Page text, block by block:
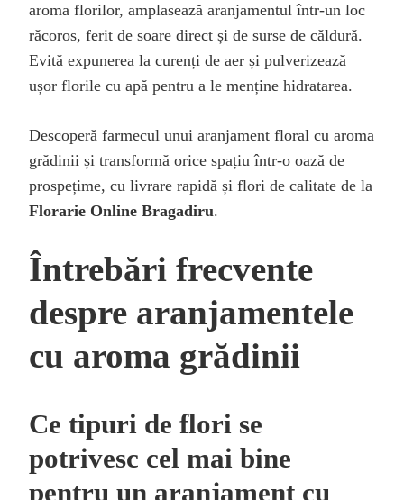
aroma florilor, amplasează aranjamentul într-un loc
răcoros, ferit de soare direct și de surse de căldură.
Evită expunerea la curenți de aer și pulverizează
ușor florile cu apă pentru a le menține hidratarea.
Descoperă farmecul unui aranjament floral cu aroma
grădinii și transformă orice spațiu într-o oază de
prospețime, cu livrare rapidă și flori de calitate de la
Florarie Online Bragadiru.
Întrebări frecvente
despre aranjamentele
cu aroma grădinii
Ce tipuri de flori se
potrivesc cel mai bine
pentru un aranjament cu